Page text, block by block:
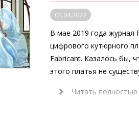
04.04.2022
В мае 2019 года журнал
цифрового кутюрного
Fabricant. Казалось бы,
этого платья не
Читать полностью